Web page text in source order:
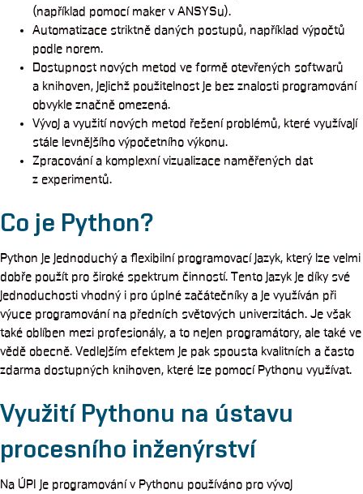
(například pomocí maker v ANSYSu).
Automatizace striktně daných postupů, například výpočtů
podle norem.
Dostupnost nových metod ve formě otevřených softwarů
a knihoven, jejichž použitelnost je bez znalosti programování
obvykle značně omezená.
Vývoj a využití nových metod řešení problémů, které využívají
stále levnějšího výpočetního výkonu.
Zpracování a komplexní vizualizace naměřených dat
z experimentů.
Co je Python?
Python je jednoduchý a flexibilní programovací jazyk, který lze velmi
dobře použít pro široké spektrum činností. Tento jazyk je díky své
jednoduchosti vhodný i pro úplné začátečníky a je využíván při
výuce programování na předních světových univerzitách. Je však
také oblíben mezi profesionály, a to nejen programátory, ale také ve
vědě obecně. Vedlejším efektem je pak spousta kvalitních a často
zdarma dostupných knihoven, které lze pomocí Pythonu využívat.
Využití Pythonu na ústavu
procesního inženýrství
Na ÚPI je programování v Pythonu používáno pro vývoj